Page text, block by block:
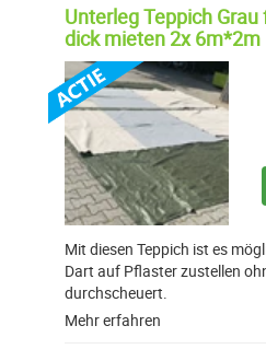
Unterleg Teppich
dick mieten 2x 6m*2m
Mit diesen Teppich ist es
Dart auf Pflaster zustellen
durchscheuert.
Mehr erfahren